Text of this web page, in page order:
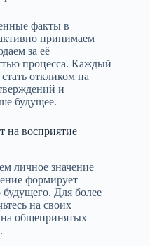
факты в
принимаем
за её
процесса. Каждый
откликом на
и
будущее.
на восприятие
личное значение
формирует
Для более
на своих
на общепринятых